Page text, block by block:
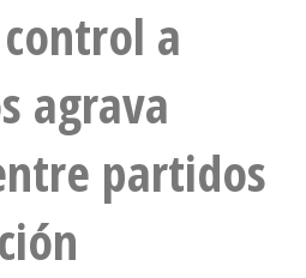
a
agrava
partidos